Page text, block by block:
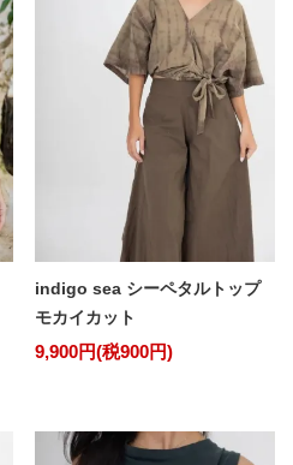
indigo sea シーペタルトップ
モカイカット
9,900円(税900円)